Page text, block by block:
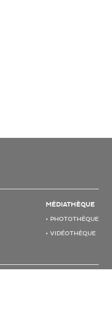
MÉDIATHÈQUE
PHOTOTHÈQUE
VIDÉOTHÈQUE